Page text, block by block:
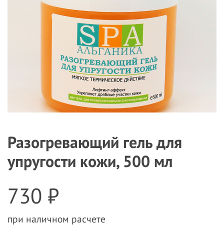
Разогревающий гель для
упругости кожи, 500 мл
730 ₽
при наличном расчете